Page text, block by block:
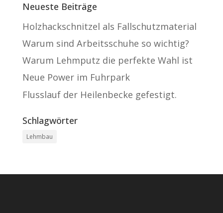
Neueste Beiträge
Holzhackschnitzel als Fallschutzmaterial
Warum sind Arbeitsschuhe so wichtig?
Warum Lehmputz die perfekte Wahl ist
Neue Power im Fuhrpark
Flusslauf der Heilenbecke gefestigt.
Schlagwörter
Lehmbau